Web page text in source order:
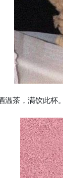
茶，满饮此杯